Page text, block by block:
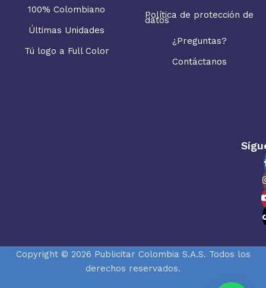
100% Colombiano
Últimas Unidades
Tú logo a Full Color
Política de protección de
datos
¿Preguntas?
Contáctanos
Copyright © 2026 Publicitar Colombia S.A.S. Todos los
derechos reservados.